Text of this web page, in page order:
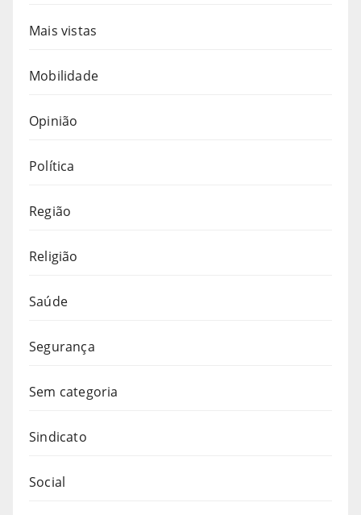
Mais vistas
Mobilidade
Opinião
Política
Região
Religião
Saúde
Segurança
Sem categoria
Sindicato
Social